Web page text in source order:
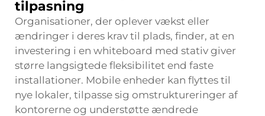
tilpasning
Organisationer, der oplever vækst eller
ændringer i deres krav til plads, finder, at en
investering i en whiteboard med stativ giver
større langsigtede fleksibilitet end faste
installationer. Mobile enheder kan flyttes til
nye lokaler, tilpasse sig omstruktureringer af
kontorerne og understøtte ændrede